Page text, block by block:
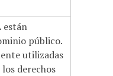
están
público.
utilizadas
derechos